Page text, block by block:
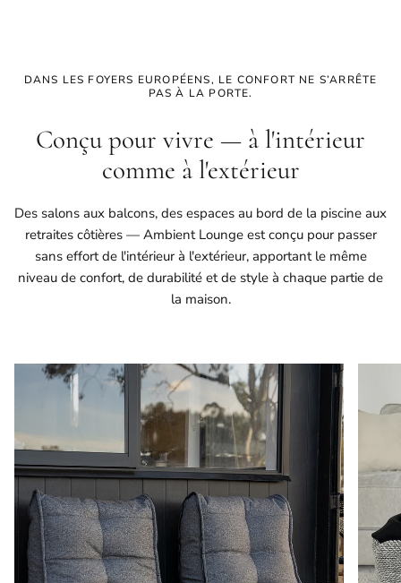
DANS LES FOYERS EUROPÉENS, LE CONFORT NE S’ARRÊTE
PAS À LA PORTE.
Conçu pour vivre — à l'intérieur
comme à l'extérieur
Des salons aux balcons, des espaces au bord de la piscine aux
retraites côtières — Ambient Lounge est conçu pour passer
sans effort de l'intérieur à l'extérieur, apportant le même
niveau de confort, de durabilité et de style à chaque partie de
la maison.